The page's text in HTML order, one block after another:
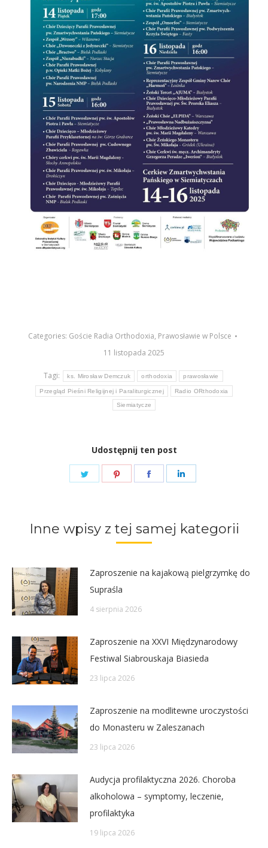
Categories: Goście Radia Orthodoxia, Prawosławie w Polsce
11 listopada 2025
Tagi: ks. Mirosław Demczuk orthodoxia prawosławie
Przegląd Pieśni Religijnej i Paraliturgicznej Radio ORthodoxia
Siemiatycze
Udostępnij ten post
Share
Share
Share
Inne wpisy z tej samej kategorii
Zaproszenie na kajakową pielgrzymkę do
Supraśla
4 sierpnia 2026
Zaproszenie na XXVI Międzynarodowy
Festiwal Siabrouskaja Biasieda
23 lipca 2026
Zaproszenie na modlitewne uroczystości
do Monasteru w Zaleszanach
23 lipca 2026
Audycja profilaktyczna 2026. Choroba
alkoholowa – symptomy, leczenie,
profilaktyka
19 lipca 2026